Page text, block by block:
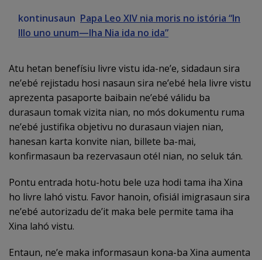
kontinusaun Papa Leo XIV nia moris no istória “In
Illo uno unum—Iha Nia ida no ida”
Atu hetan benefísiu livre vistu ida-ne’e, sidadaun sira
ne’ebé rejistadu hosi nasaun sira ne’ebé hela livre vistu
aprezenta pasaporte baibain ne’ebé válidu ba
durasaun tomak vizita nian, no mós dokumentu ruma
ne’ebé justifika objetivu no durasaun viajen nian,
hanesan karta konvite nian, billete ba-mai,
konfirmasaun ba rezervasaun otél nian, no seluk tán.
Pontu entrada hotu-hotu bele uza hodi tama iha Xina
ho livre lahó vistu. Favor hanoin, ofisiál imigrasaun sira
ne’ebé autorizadu de’it maka bele permite tama iha
Xina lahó vistu.
Entaun, ne’e maka informasaun kona-ba Xina aumenta